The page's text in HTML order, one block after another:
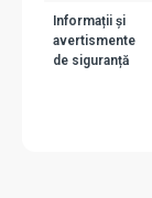
Informații și
avertismente
de siguranță